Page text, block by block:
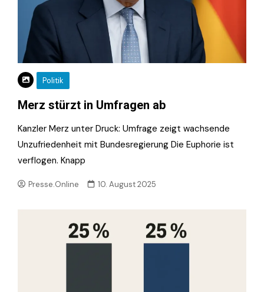
Politik
Merz stürzt in Umfragen ab
Kanzler Merz unter Druck: Umfrage zeigt wachsende
Unzufriedenheit mit Bundesregierung Die Euphorie ist
verflogen. Knapp
Presse.Online 10. August 2025